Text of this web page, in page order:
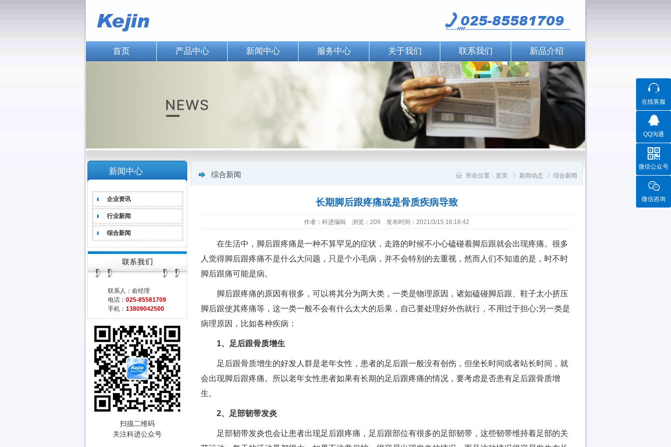
首页 产品中心 新闻中心 服务中心 关于我们 联系我们 新品介绍
新闻中心
企业资讯
行业新闻
综合新闻
联系人：俞经理
电话： 025-85581709
手机： 13809042500
扫描二维码
关注科进公众号
综合新闻 所在位置： 首页 新闻动态 综合新闻
长期脚后跟疼痛或是骨质疾病导致
作者：科进编辑 浏览：209 发布时间：2021/3/15 16:16:42
在生活中，脚后跟疼痛是一种不算罕见的症状，走路的时候不小心磕碰着脚后跟就会出现疼痛。很多
人觉得脚后跟疼痛不是什么大问题，只是个小毛病，并不会特别的去重视，然而人们不知道的是，时不时
脚后跟痛可能是病。
脚后跟疼痛的原因有很多，可以将其分为两大类，一类是物理原因，诸如磕碰脚后跟、鞋子太小挤压
脚后跟使其疼痛等，这一类一般不会有什么太大的后果，自己要处理好外伤就行，不用过于担心;另一类是
病理原因，比如各种疾病：
1、足后跟骨质增生
足后跟骨质增生的好发人群是老年女性，患者的足后跟一般没有创伤，但坐长时间或者站长时间，就
会出现脚后跟疼痛。所以老年女性患者如果有长期的足后跟疼痛的情况，要考虑是否患有足后跟骨质增
生。
2、足部韧带发炎
足部韧带发炎也会让患者出现足后跟疼痛，足后跟部位有很多的足部韧带，这些韧带维持着足部的关
在线客服
QQ沟通
微信公众号
微信咨询